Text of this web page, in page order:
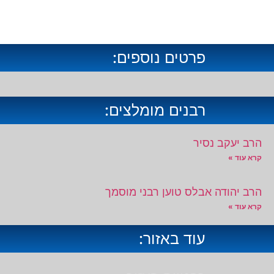
פרטים נוספים:
רבנים מומלצים:
הרב יעקב נסיר
קרא עוד »
הרב יהודה אבלס טוען רבני מוסמך
קרא עוד »
עוד באזור: